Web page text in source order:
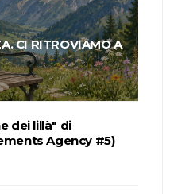
CI RITROVIAMO A
dei lillà" di
Agency #5)